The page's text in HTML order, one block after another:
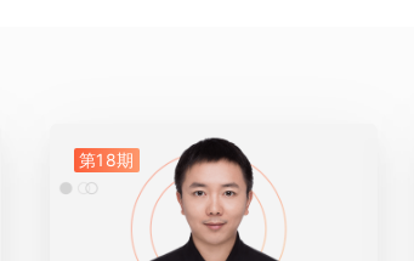
第18期